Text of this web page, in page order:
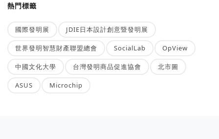
熱門標籤
國際發明展 JDIE日本設計創意暨發明展
世界發明智慧財產聯盟總會 SocialLab OpView
中國文化大學 台灣發明商品促進協會 北市圖
ASUS Microchip